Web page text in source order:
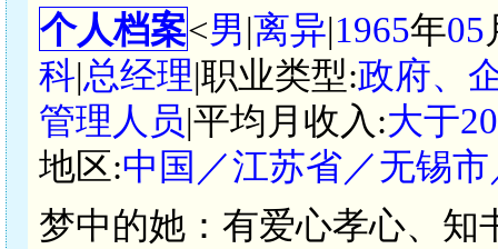
个人档案<男|离异|1965年05
科|总经理|职业类型:政府、
管理人员|平均月收入:大于
地区:中国／江苏省／无锡
梦中的她：有爱心孝心、知